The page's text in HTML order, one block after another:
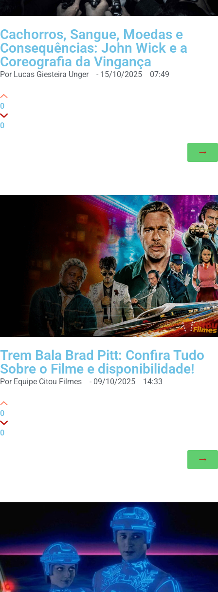
Cachorros, Sangue, Moedas e
Consequências: John Wick e a
Coreografia da Vingança
Por Lucas Giesteira Unger - 15/10/2025 07:49
0
0
Trem Bala Brad Pitt: Confira Tudo
Sobre o Filme e disponibilidade!
Por Equipe Citou Filmes - 09/10/2025 14:33
0
0